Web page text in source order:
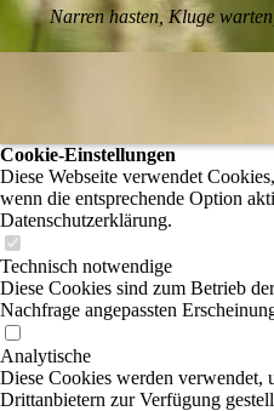
Narren hasten, Kluge
Cookie-Einstellungen
Diese Webseite verwendet
wenn die entsprechende Option
Datenschutzerklärung.
Technisch notwendige
Diese Cookies sind zum Betrieb
Nachfrage angepassten
Analytische
Diese Cookies werden verwendet,
Drittanbietern zur Verfügung